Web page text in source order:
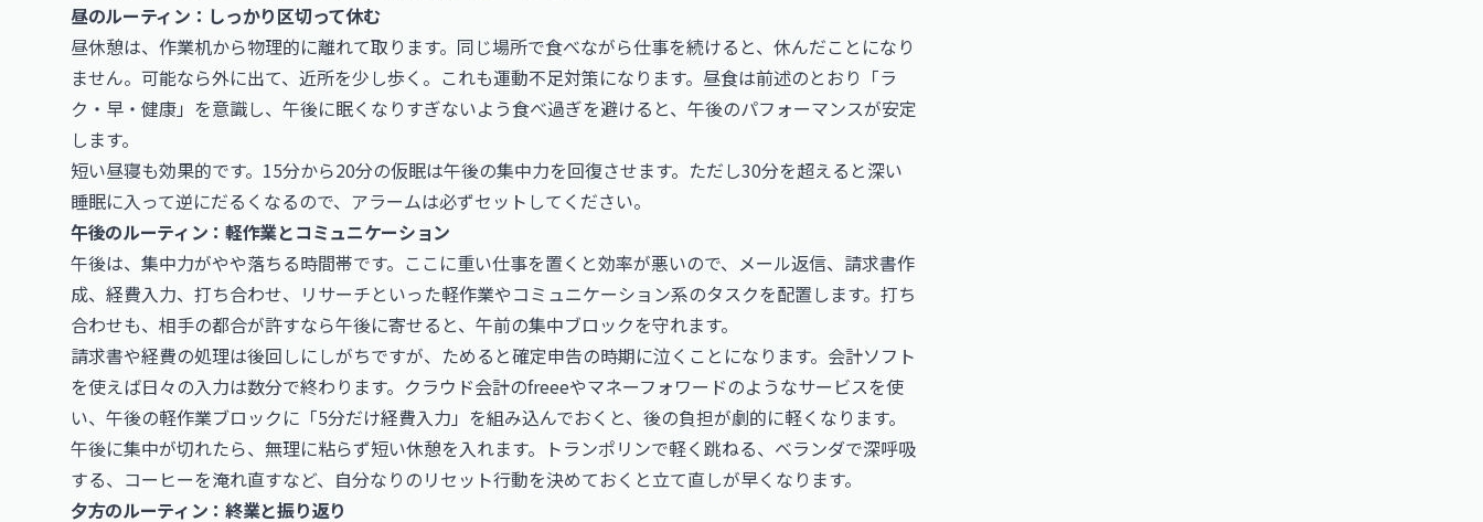
昼のルーティン：しっかり区切って休む
昼休憩は、作業机から物理的に離れて取ります。同じ場所で食べながら仕事を続けると、休んだことになり
ません。可能なら外に出て、近所を少し歩く。これも運動不足対策になります。昼食は前述のとおり「ラ
ク・早・健康」を意識し、午後に眠くなりすぎないよう食べ過ぎを避けると、午後のパフォーマンスが安定
します。
短い昼寝も効果的です。15分から20分の仮眠は午後の集中力を回復させます。ただし30分を超えると深い
睡眠に入って逆にだるくなるので、アラームは必ずセットしてください。
午後のルーティン：軽作業とコミュニケーション
午後は、集中力がやや落ちる時間帯です。ここに重い仕事を置くと効率が悪いので、メール返信、請求書作
成、経費入力、打ち合わせ、リサーチといった軽作業やコミュニケーション系のタスクを配置します。打ち
合わせも、相手の都合が許すなら午後に寄せると、午前の集中ブロックを守れます。
請求書や経費の処理は後回しにしがちですが、ためると確定申告の時期に泣くことになります。会計ソフト
を使えば日々の入力は数分で終わります。クラウド会計のfreeeやマネーフォワードのようなサービスを使
い、午後の軽作業ブロックに「5分だけ経費入力」を組み込んでおくと、後の負担が劇的に軽くなります。
午後に集中が切れたら、無理に粘らず短い休憩を入れます。トランポリンで軽く跳ねる、ベランダで深呼吸
する、コーヒーを淹れ直すなど、自分なりのリセット行動を決めておくと立て直しが早くなります。
夕方のルーティン：終業と振り返り